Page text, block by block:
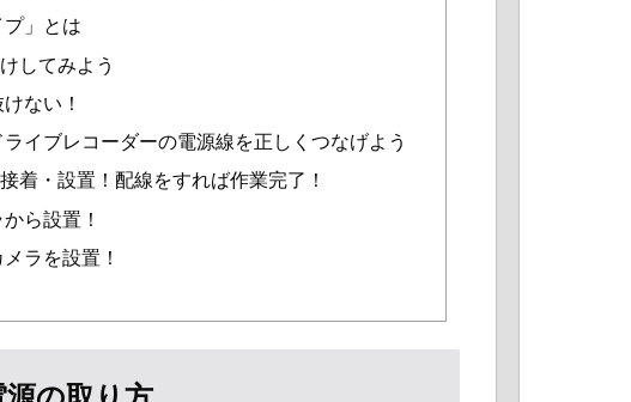
」とは
してみよう
ない！
イブレコーダーの電源線を正しくつなげよう
着・設置！配線をすれば作業完了！
ら設置！
ラを設置！